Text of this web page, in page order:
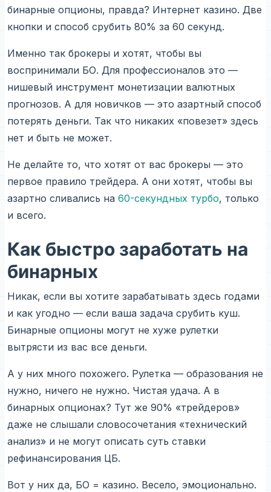
бинарные опционы, правда? Интернет казино. Две
кнопки и способ срубить 80% за 60 секунд.
Именно так брокеры и хотят, чтобы вы
воспринимали БО. Для профессионалов это —
нишевый инструмент монетизации валютных
прогнозов. А для новичков — это азартный способ
потерять деньги. Так что никаких «повезет» здесь
нет и быть не может.
Не делайте то, что хотят от вас брокеры — это
первое правило трейдера. А они хотят, чтобы вы
азартно сливались на 60-секундных турбо, только
и всего.
Как быстро заработать на
бинарных
Никак, если вы хотите зарабатывать здесь годами
и как угодно — если ваша задача срубить куш.
Бинарные опционы могут не хуже рулетки
вытрясти из вас все деньги.
А у них много похожего. Рулетка — образования не
нужно, ничего не нужно. Чистая удача. А в
бинарных опционах? Тут же 90% «трейдеров»
даже не слышали словосочетания «технический
анализ» и не могут описать суть ставки
рефинансирования ЦБ.
Вот у них да, БО = казино. Весело, эмоционально.